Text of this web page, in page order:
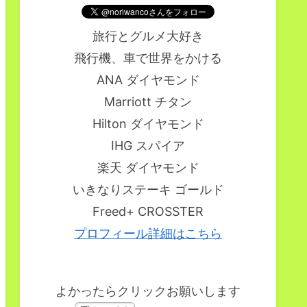
旅行とグルメ大好き
飛行機、車で世界をかける
ANA ダイヤモンド
Marriott チタン
Hilton ダイヤモンド
IHG スパイア
楽天 ダイヤモンド
いきなりステーキ ゴールド
Freed+ CROSSTER
プロフィール詳細はこちら
よかったらクリックお願いします